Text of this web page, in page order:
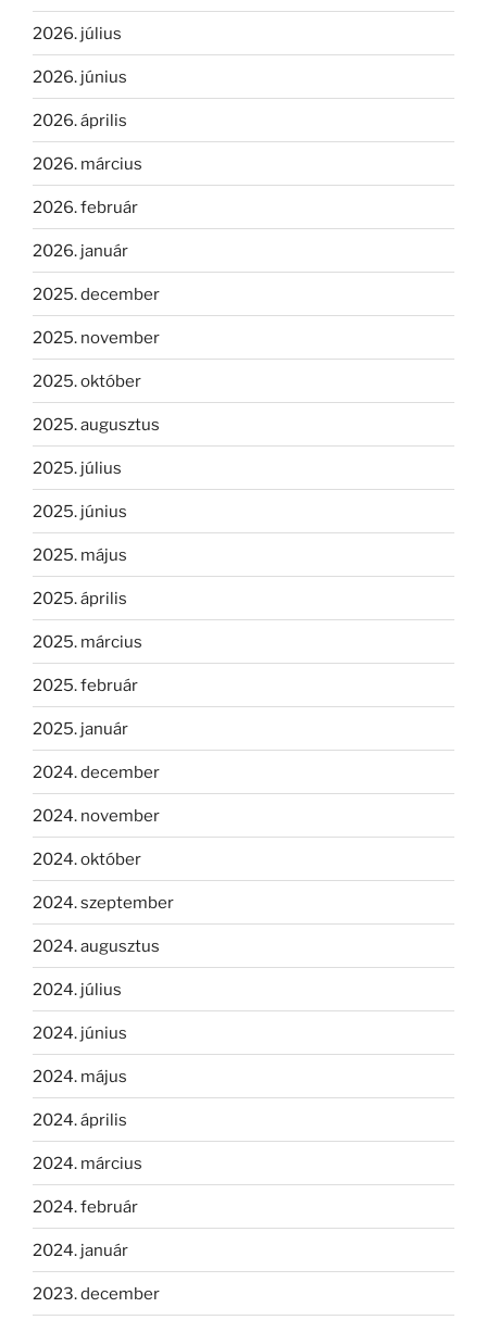
2026. július
2026. június
2026. április
2026. március
2026. február
2026. január
2025. december
2025. november
2025. október
2025. augusztus
2025. július
2025. június
2025. május
2025. április
2025. március
2025. február
2025. január
2024. december
2024. november
2024. október
2024. szeptember
2024. augusztus
2024. július
2024. június
2024. május
2024. április
2024. március
2024. február
2024. január
2023. december